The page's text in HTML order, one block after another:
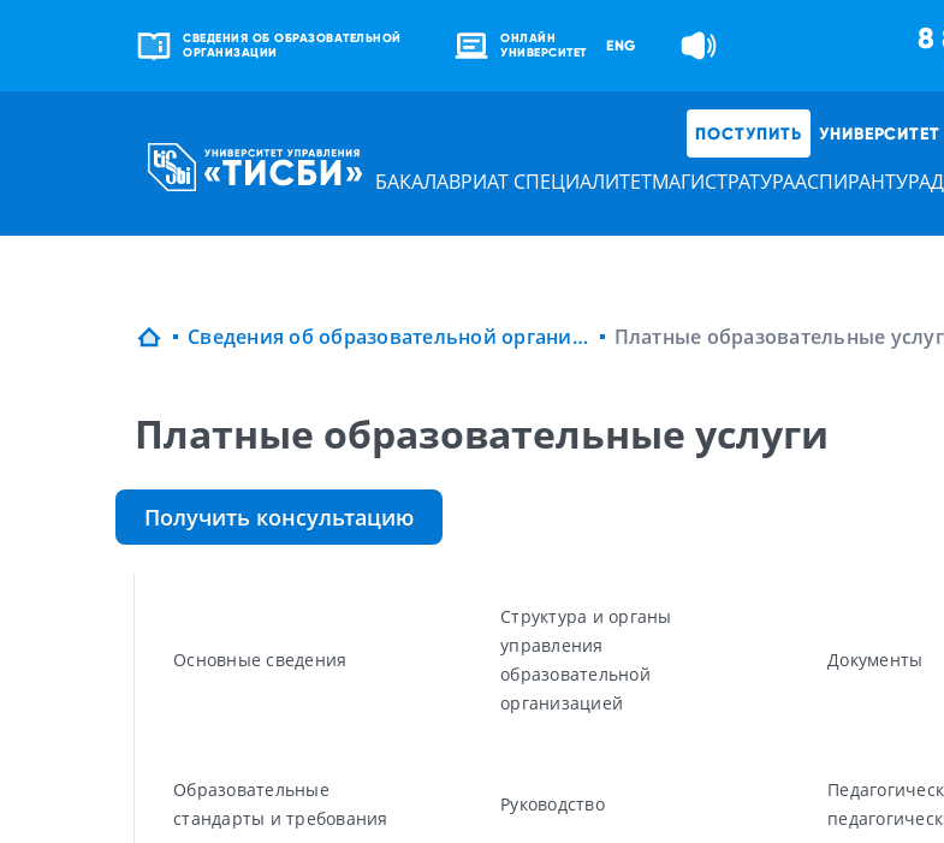
СВЕДЕНИЯ ОБ ОБРАЗОВАТЕЛЬНОЙ
ОРГАНИЗАЦИИ
ОНЛАЙН
УНИВЕРСИТЕТ
ENG 8
ПОСТУПИТЬ УНИВЕРСИТЕТ
БАКАЛАВРИАТ СПЕЦИАЛИТЕТМАГИСТРАТУРААСПИРАНТУРА
Сведения об образовательной организации Платные образовательные
Платные образовательные услуги
Получить консультацию
Основные сведения
Структура и органы
управления
образовательной
организацией
Документы
Образовательные
стандарты и требования
Руководство